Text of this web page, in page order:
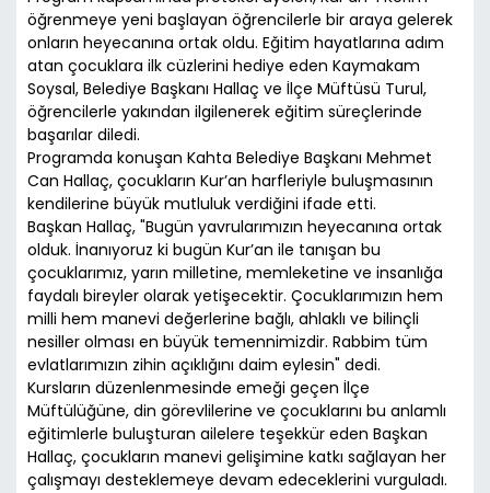
öğrenmeye yeni başlayan öğrencilerle bir araya gelerek
onların heyecanına ortak oldu. Eğitim hayatlarına adım
atan çocuklara ilk cüzlerini hediye eden Kaymakam
Soysal, Belediye Başkanı Hallaç ve İlçe Müftüsü Turul,
öğrencilerle yakından ilgilenerek eğitim süreçlerinde
başarılar diledi.
Programda konuşan Kahta Belediye Başkanı Mehmet
Can Hallaç, çocukların Kur’an harfleriyle buluşmasının
kendilerine büyük mutluluk verdiğini ifade etti.
Başkan Hallaç, "Bugün yavrularımızın heyecanına ortak
olduk. İnanıyoruz ki bugün Kur’an ile tanışan bu
çocuklarımız, yarın milletine, memleketine ve insanlığa
faydalı bireyler olarak yetişecektir. Çocuklarımızın hem
milli hem manevi değerlerine bağlı, ahlaklı ve bilinçli
nesiller olması en büyük temennimizdir. Rabbim tüm
evlatlarımızın zihin açıklığını daim eylesin" dedi.
Kursların düzenlenmesinde emeği geçen İlçe
Müftülüğüne, din görevlilerine ve çocuklarını bu anlamlı
eğitimlerle buluşturan ailelere teşekkür eden Başkan
Hallaç, çocukların manevi gelişimine katkı sağlayan her
çalışmayı desteklemeye devam edeceklerini vurguladı.